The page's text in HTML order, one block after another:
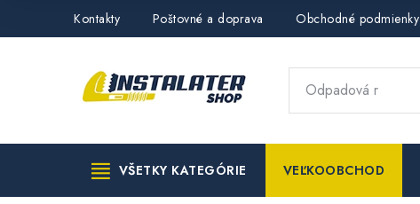
Kontakty Poštovné a doprava Obchodné podmienky
VŠETKY KATEGÓRIE VEĽKOOBCHOD